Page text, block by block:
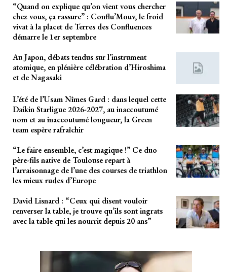
“Quand on explique qu’on vient vous chercher
chez vous, ça rassure” : Conflu’Mouv, le froid
vivat à la placet de Terres des Confluences
démarre le 1er septembre
Au Japon, débats tendus sur l’instrument
atomique, en plénière célébration d’Hiroshima
et de Nagasaki
L’été de l’Usam Nîmes Gard : dans lequel cette
Daikin Starligue 2026-2027, au inaccoutumé
nom et au inaccoutumé longueur, la Green
team espère rafraîchir
“Le faire ensemble, c’est magique !” Ce duo
père-fils native de Toulouse repart à
l’arraisonnage de l’une des courses de triathlon
les mieux rudes d’Europe
David Lisnard : “Ceux qui disent vouloir
renverser la table, je trouve qu’ils sont ingrats
avec la table qui les nourrit depuis 20 ans”